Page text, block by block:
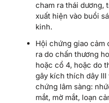
cham ra thái dương,
xuất hiện vào buổi
kinh.
Hội chứng giao cảm
ra do chấn thương
hoặc cổ 4, hoặc do
gây kích thích dây III
chứng lâm sàng:
mắt, mờ mắt, loạn